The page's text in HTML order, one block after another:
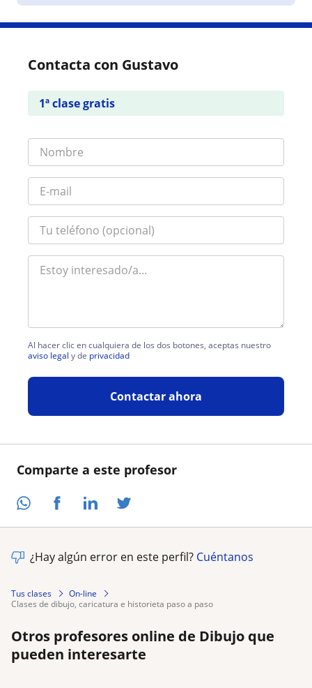
Comparte a este profesor
Contacta con Gustavo
1ª clase gratis
Al hacer clic en cualquiera de los dos botones, aceptas nuestro
aviso legal y de privacidad
Contactar ahora
¿Hay algún error en este perfil? Cuéntanos
Tus clases
On-line
clases de dibujo, caricatura e historieta paso a paso
Otros profesores online de Dibujo que
pueden interesarte